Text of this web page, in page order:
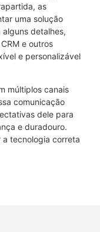
as
uma solução
detalhes,
e outros
e personalizável
múltiplos canais
comunicação
dele para
e duradouro.
a tecnologia correta